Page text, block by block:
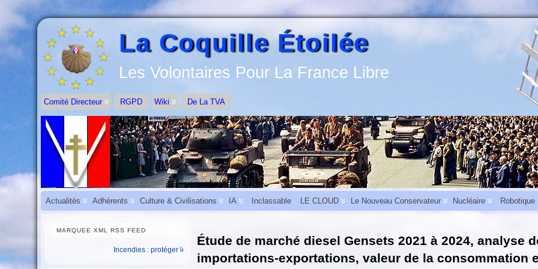
La Coquille Étoilée
Les Volontaires Pour La France Libre
Comité Directeur RGPD Wiki De La TVA
Actualités Adhérents Culture & Civilisations IA Inclassable LE CLOUD Le Nouveau Conservateur Nucléaire Robotique
MARQUEE XML RSS FEED
Incendies : protéger les salariés et assurer la continuité de l’activité L’aide au carburant pour les entreprises du bâtiment et des travaux
Étude de marché diesel Gensets 2021 à 2024, analyse
importations-exportations, valeur de la consommation